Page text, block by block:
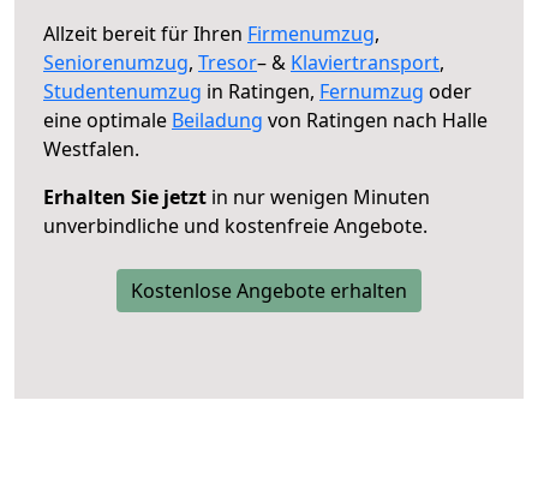
Allzeit bereit für Ihren Firmenumzug,
Seniorenumzug, Tresor– & Klaviertransport,
Studentenumzug in Ratingen, Fernumzug oder
eine optimale Beiladung von Ratingen nach Halle
Westfalen.
Erhalten Sie jetzt in nur wenigen Minuten
unverbindliche und kostenfreie Angebote.
Kostenlose Angebote erhalten